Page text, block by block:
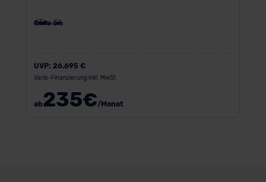
UVP: 26.695 €
Vario-Finanzierung inkl. MwSt.
ab235€/Monat